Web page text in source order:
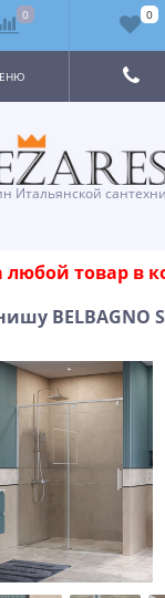
Итальянской
любой товар в
BELBAGNO
0 0